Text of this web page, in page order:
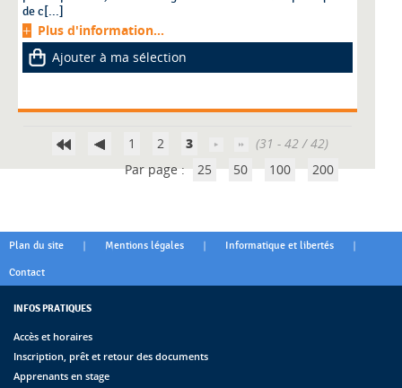
de c[...]
Plus d'information...
Ajouter à ma sélection
1 2 3
(31 - 42 / 42)
Par page : 25 50 100 200
Plan du site | Mentions légales | Informatique et libertés |
Contact
INFOS PRATIQUES
Accès et horaires
Inscription, prêt et retour des documents
Apprenants en stage